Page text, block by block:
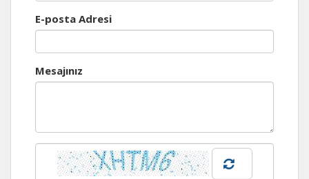
E-posta Adresi
Mesajınız